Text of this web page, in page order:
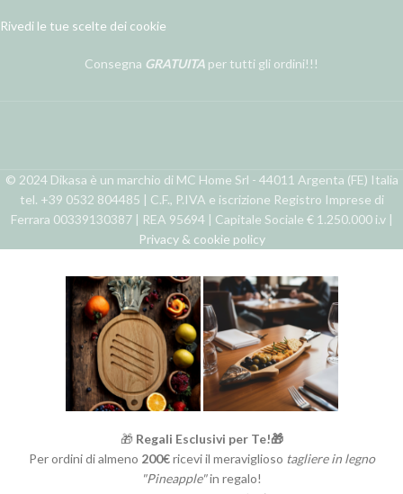
Rivedi le tue scelte dei cookie
Consegna GRATUITA per tutti gli ordini!!!
© 2024 Dikasa è un marchio di MC Home Srl - 44011 Argenta (FE) Italia
tel. +39 0532 804485 | C.F., P.IVA e iscrizione Registro Imprese di
Ferrara 00339130387 | REA 95694 | Capitale Sociale € 1.250.000 i.v |
Privacy & cookie policy
🎁 Regali Esclusivi per Te!🎁
Per ordini di almeno 200€ricevi il meraviglioso tagliere in legno
"Pineapple"in regalo!